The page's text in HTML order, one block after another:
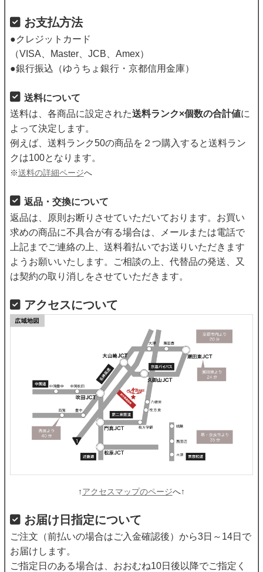
お支払方法
●クレジットカード
（VISA、Master、JCB、Amex）
●銀行振込（ゆうちょ銀行・京都信用金庫）
送料について
送料は、各商品に設定された送料ランク×個数の合計値に
よって決定します。
例えば、送料ランク50の商品を２つ購入すると送料ラン
クは100となります。
※送料の詳細ページへ
返品・交換について
返品は、原則お断りさせていただいております。お買い
求めの商品に不具合が有る場合は、メールまたは電話で
上記までご連絡の上、送料着払いでお送りいただきます
ようお願いいたします。ご相談の上、代替品の発送、又
は契約の取り消しをさせていただきます。
アクセスについて
↑アクセスマップのページへ↑
お届け日指定について
ご注文（前払いの場合はご入金確認後）から3日～14日で
お届けします。
ご指定日のある場合は、おおむね10日後以降でご指定く